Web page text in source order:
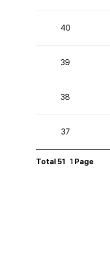
40
39
38
37
Total51 1 Page